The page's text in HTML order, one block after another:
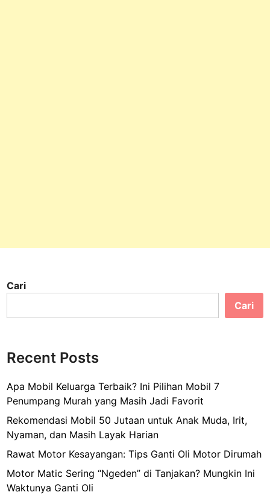
Cari
Cari
Recent Posts
Apa Mobil Keluarga Terbaik? Ini Pilihan Mobil 7
Penumpang Murah yang Masih Jadi Favorit
Rekomendasi Mobil 50 Jutaan untuk Anak Muda, Irit,
Nyaman, dan Masih Layak Harian
Rawat Motor Kesayangan: Tips Ganti Oli Motor Dirumah
Motor Matic Sering “Ngeden” di Tanjakan? Mungkin Ini
Waktunya Ganti Oli